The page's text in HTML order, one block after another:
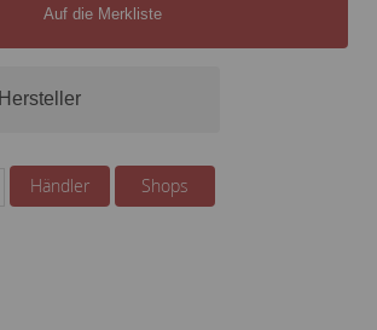
Auf die Merkliste
Hersteller
Händler Shops